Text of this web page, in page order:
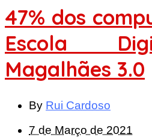
47% dos
Escola
Magalhães 3.0
By Rui Cardoso
7 de Março de 2021